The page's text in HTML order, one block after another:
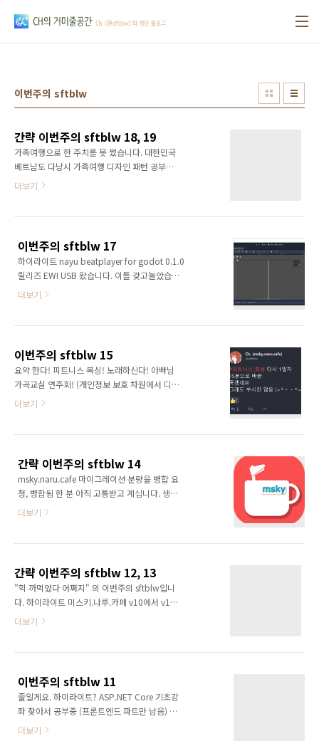
이번주의 sftblw
간략 이번주의 sftblw 18, 19
가족여행으로 한 주치를 못 썼습니다. 대한민국
베트남도 다낭시 가족여행 디자인 패턴 공부중
(refactoring.guru 의 책) 섀도우즈: 암스테르담
더보기
이번주의 sftblw 17
하이라이트 nayu beatplayer for godot 0.1.0
릴리즈 EWI USB 왔습니다. 이틀 갖고놀았습니
다. Mi lernas esperanto, Mi ne estas
한지 꽤나 됐죠... 목적은 nayu에서 재사용하기
위해.
https://github.com/sftblw/beatplayer-
godot beatplayer nayu "심플 리듬게임을 만
sena가 복잡도가 올라가면서 스스로도 코드 보
더보기
이번주의 sftblw 15
요약 한다! 피트니스 복싱! 노래하신다! 아빠님
가곡교실 연주회! (개인정보 보호 차원에서 디테
일 생략) 올린다! 미스키.나루.카페 설명! 공부한
SNS! 안 한다! 주중에는 딴 게 좋다! 시험친다!
스킬 IQ! 자신없다! C++! 해야한다! 언젠가 공
부! 솔직히 시험이라는 게 자신있는 거만 보잖습
니까. JavaScript는 그래도 중급은 나올 거 같은
데 C++ 넘모 무서워요... 취미로는 쓸 일이 없으
세요?) 당..
더보기
간략 이번주의 sftblw 14
msky.naru.cafe 마이그레이션 분량을 병합 요
청, 병합됨 한 분 아직 고통받고 계십니다. 생일
이 끼어있었습니다. 피트니스 복싱 무리했다 3일
더보기
간략 이번주의 sftblw 12, 13
"헉 까먹었다 어쩌지" 의 이번주의 sftblw입니
다. 하이라이트 미스키.나루.카페 v10에서 v11
로 마이그레이션 완료 외부 인스턴스와 인터렉
요 메인테이너님 ㅠㅠ (오픈소스 프로젝트에 뭘
바라는거야) 미스키의 공식 플래그십 인스턴스
는 마이그레이션을 포기하고 주소를 바꿨다고
하죠. (무시무시) 한동안 버려졌다는 느낌에 빡
더보기
이번주의 sftblw 11
줄일게요. 하이라이트? ASP.NET Core 기초강
좌 찾아서 공부중 (프론트엔드 파트만 남음) 개
인 사정으로 화장실에서 3일 살았어요 다음주의
더보기